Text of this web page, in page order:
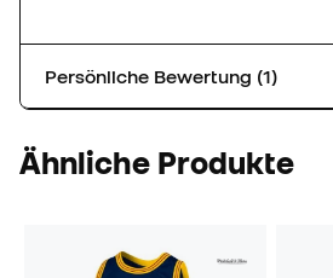
Persönliche Bewertung (1)
Ähnliche Produkte